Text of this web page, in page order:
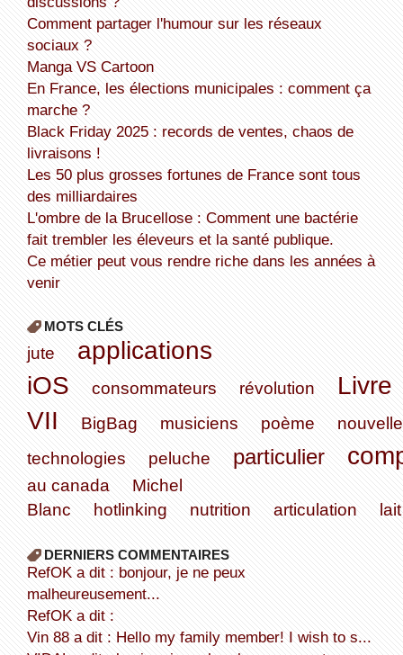
Comment partager l'humour sur les réseaux
sociaux ?
Manga VS Cartoon
En France, les élections municipales : comment ça
marche ?
Black Friday 2025 : records de ventes, chaos de
livraisons !
Les 50 plus grosses fortunes de France sont tous
des milliardaires
L'ombre de la Brucellose : Comment une bactérie
fait trembler les éleveurs et la santé publique.
Ce métier peut vous rendre riche dans les années à
venir
MOTS CLÉS
jute
applications
iOS
consommateurs révolution
Livre
VII
BigBag musiciens poème
technologies
peluche particulier
au canada
Michel
Blanc
hotlinking nutrition articulation lait
DERNIERS COMMENTAIRES
refOK a dit : bonjour, je ne peux
malheureusement...
refOK a dit :
Vin 88 a dit : Hello my family member! I wish to s...